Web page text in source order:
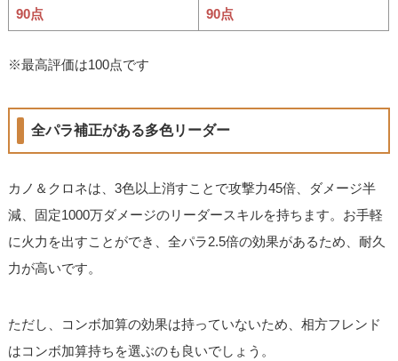
90点 90点
※最高評価は100点です
全パラ補正がある多色リーダー
カノ＆クロネは、3色以上消すことで攻撃力45倍、ダメージ半
減、固定1000万ダメージのリーダースキルを持ちます。お手軽
に火力を出すことができ、全パラ2.5倍の効果があるため、耐久
力が高いです。
ただし、コンボ加算の効果は持っていないため、相方フレンド
はコンボ加算持ちを選ぶのも良いでしょう。